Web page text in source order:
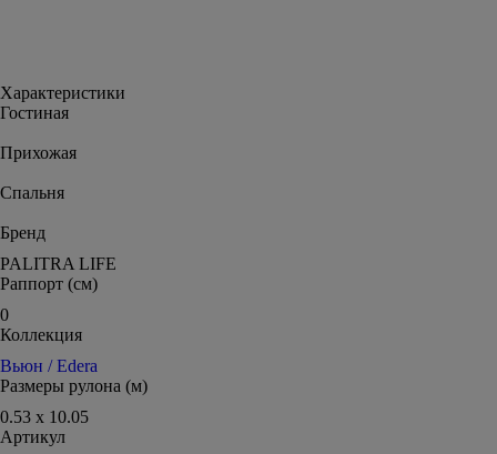
Характеристики
Гостиная
Прихожая
Спальня
Бренд
PALITRA LIFE
Раппорт (см)
0
Коллекция
Вьюн / Edera
Размеры рулона (м)
0.53 x 10.05
Артикул